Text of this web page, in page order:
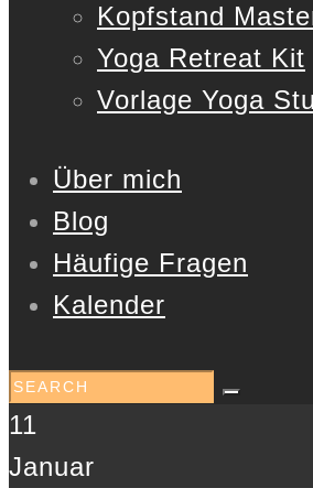
Kopfstand
Yoga Retreat Kit
Vorlage Yoga
Über mich
Blog
Häufige Fragen
Kalender
11
Januar